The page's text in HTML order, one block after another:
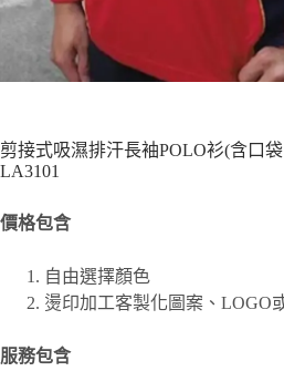
剪接式吸濕排汗長袖POLO衫(含口
LA3101
價格包含
自由選擇顏色
燙印加工客製化圖案、 LOGO
服務包含